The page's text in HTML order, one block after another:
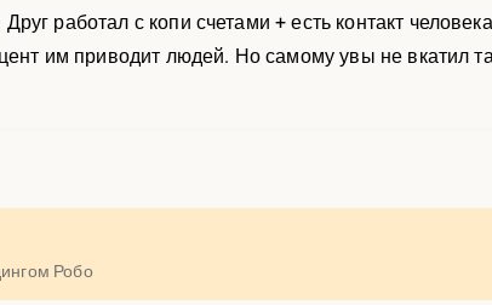
работал с копи счетами + есть контакт
им приводит людей. Но самому увы не вкатил
Робо